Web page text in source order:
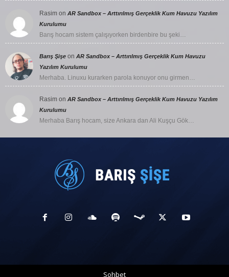
Rasim on AR Sandbox – Arttırılmış Gerçeklik Kum Havuzu Yazılım
Kurulumu
Barış hocam sistem çalışıyorken birdenbire bu şeki…
Barış Şişe on AR Sandbox – Arttırılmış Gerçeklik Kum Havuzu
Yazılım Kurulumu
Merhaba. Linuxu kurarken parola konuyor onu girmen…
Rasim on AR Sandbox – Arttırılmış Gerçeklik Kum Havuzu Yazılım
Kurulumu
Merhaba Barış hocam, size Ankara dan Ali Kuşçu Gök…
Sohbet